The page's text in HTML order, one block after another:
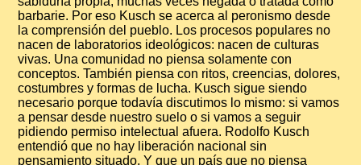
barbarie. Por eso Kusch se acerca al peronismo desde
la comprensión del pueblo. Los procesos populares no
nacen de laboratorios ideológicos: nacen de culturas
vivas. Una comunidad no piensa solamente con
conceptos. También piensa con ritos, creencias, dolores,
costumbres y formas de lucha. Kusch sigue siendo
necesario porque todavía discutimos lo mismo: si vamos
a pensar desde nuestro suelo o si vamos a seguir
pidiendo permiso intelectual afuera. Rodolfo Kusch
entendió que no hay liberación nacional sin
pensamiento situado. Y que un país que no piensa